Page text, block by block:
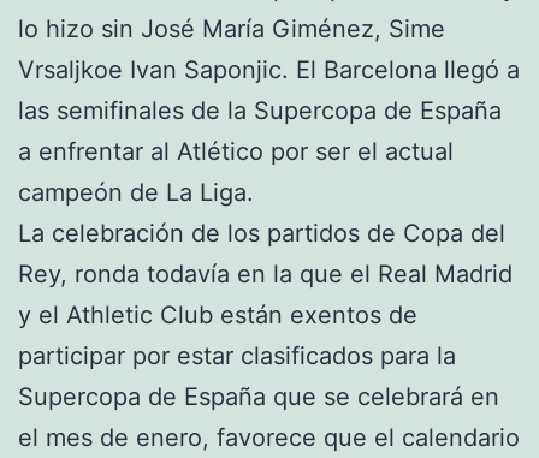
lo hizo sin José María Giménez, Sime
Vrsaljkoe Ivan Saponjic. El Barcelona llegó a
las semifinales de la Supercopa de España
a enfrentar al Atlético por ser el actual
campeón de La Liga.
La celebración de los partidos de Copa del
Rey, ronda todavía en la que el Real Madrid
y el Athletic Club están exentos de
participar por estar clasificados para la
Supercopa de España que se celebrará en
el mes de enero, favorece que el calendario